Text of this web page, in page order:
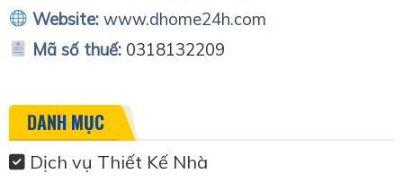
Website: www.dhome24h.com
Mã số thuế: 0318132209
DANH MỤC
Dịch vụ Thiết Kế Nhà